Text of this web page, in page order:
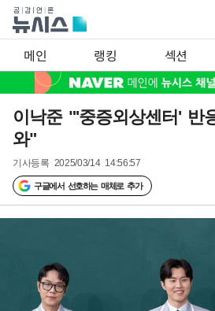
메인 랭킹 섹션
이낙준 "'중증외상센터' 반
와"
기사등록 2025/03/14 14:56:57
구글에서 선호하는 매체로 추가